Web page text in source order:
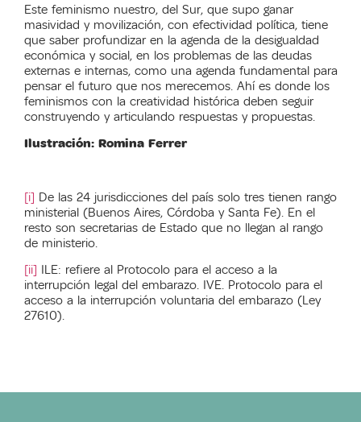
Este feminismo nuestro, del Sur, que supo ganar
masividad y movilización, con efectividad política, tiene
que saber profundizar en la agenda de la desigualdad
económica y social, en los problemas de las deudas
externas e internas, como una agenda fundamental para
pensar el futuro que nos merecemos. Ahí es donde los
feminismos con la creatividad histórica deben seguir
construyendo y articulando respuestas y propuestas.
Ilustración: Romina Ferrer
[i] De las 24 jurisdicciones del país solo tres tienen rango
ministerial (Buenos Aires, Córdoba y Santa Fe). En el
resto son secretarias de Estado que no llegan al rango
de ministerio.
[ii] ILE: refiere al Protocolo para el acceso a la
interrupción legal del embarazo. IVE. Protocolo para el
acceso a la interrupción voluntaria del embarazo (Ley
27610).